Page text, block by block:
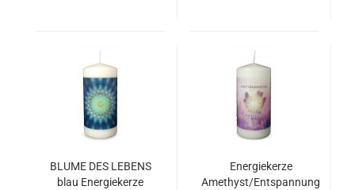
BLUME DES LEBENS
blau Energiekerze
Energiekerze
Amethyst/Entspannung